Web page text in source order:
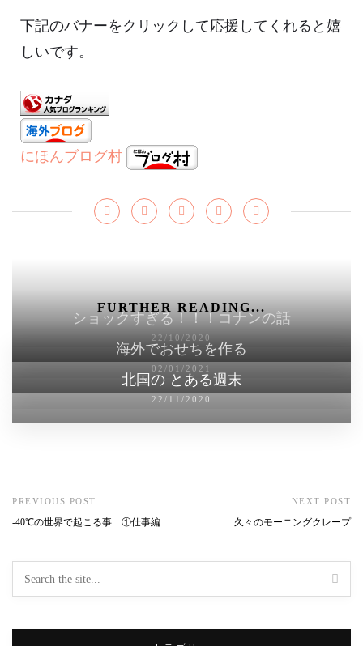
下記のバナーをクリックして応援してくれると嬉
しいです。
にほんブログ村
FURTHER READING...
ショックすぎる！！！コナンの話
22/10/2020
海外でおせちを作る
02/01/2021
北国の とある週末
22/11/2020
PREVIOUS POST
‐40℃の世界で起こる事 ①仕事編
NEXT POST
久々のモーニングクレープ